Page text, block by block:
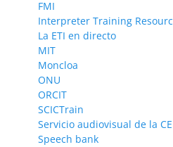
FMI
Interpreter Training
La ETI en directo
MIT
Moncloa
ONU
ORCIT
SCICTrain
Servicio audiovisual de la CE
Speech bank